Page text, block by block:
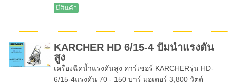
มีสินค้า
KARCHER HD 6/15-4 ปั๊มน้ำแรงดัน
สูง
เครื่องฉีดน้ำแรงดันสูง คาร์เชอร์ KARCHERรุ่น HD-
6/15-4แรงดัน 70 - 150 บาร์ มอเตอร์ 3,800 วัตต์